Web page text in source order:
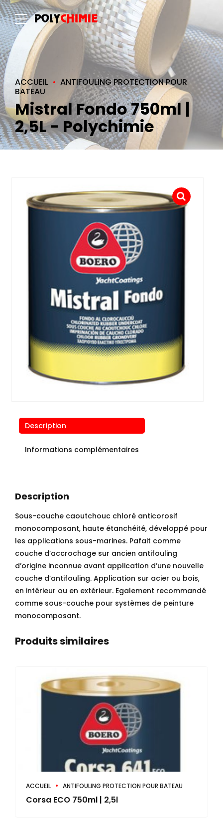
ACCUEIL
ANTIFOULING PROTECTION POUR
BATEAU
Mistral Fondo 750ml |
2,5L - Polychimie
Description
Informations complémentaires
Description
Sous-couche caoutchouc chloré anticorosif
monocomposant, haute étanchéité, développé pour
les applications sous-marines. Pafait comme
couche d’accrochage sur ancien antifouling
d’origine inconnue avant application d’une nouvelle
couche d’antifouling. Application sur acier ou bois,
en intérieur ou en extérieur. Egalement recommandé
comme sous-couche pour systèmes de peinture
monocomposant.
Produits similaires
ACCUEIL ANTIFOULING PROTECTION POUR BATEAU
Corsa ECO 750ml | 2,5l